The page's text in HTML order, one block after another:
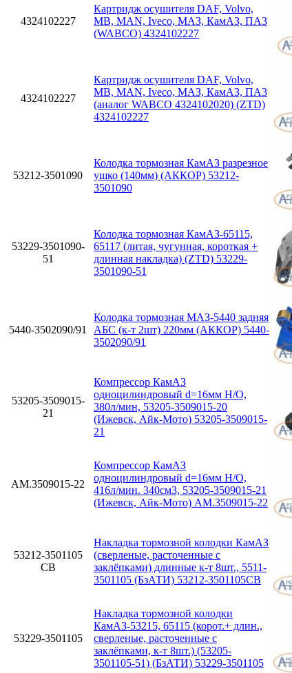
4324102227
Картридж осушителя DAF, Volvo,
MB, MAN, Iveco, МАЗ, КамАЗ, ПА3
(WABCO) 4324102227
4324102227
Картридж осушителя DAF, Volvo,
MB, MAN, Iveco, МАЗ, КамАЗ, ПА3
(аналог WABCO 4324102020) (ZTD)
4324102227
53212-3501090
Колодка тормозная КамАЗ разрезное
ушко (140мм) (АККОР) 53212-
3501090
53229-3501090-
51
Колодка тормозная КамАЗ-65115,
65117 (литая, чугунная, короткая +
длинная накладка) (ZTD) 53229-
3501090-51
5440-3502090/91
Колодка тормозная МАЗ-5440 задняя
АБС (к-т 2шт) 220мм (АККОР) 5440-
3502090/91
53205-3509015-
21
Компрессор КамАЗ
одноцилиндровый d=16мм Н/О,
380л/мин, 53205-3509015-20
(Ижевск, Айк-Мото) 53205-3509015-
21
АМ.3509015-22
Компрессор КамАЗ
одноцилиндровый d=16мм Н/О,
416л/мин. 340см3, 53205-3509015-21
(Ижевск, Айк-Мото) АМ.3509015-22
53212-3501105
СВ
Накладка тормозной колодки КамАЗ
(сверленые, расточенные с
заклёпками) длинные к-т 8шт., 5511-
3501105 (БзАТИ) 53212-3501105СВ
53229-3501105
Накладка тормозной колодки
КамАЗ-53215, 65115 (корот.+ длин.,
сверленые, расточенные с
заклёпками, к-т 8шт.) (53205-
3501105-51) (БзАТИ) 53229-3501105